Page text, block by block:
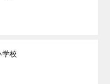
学校